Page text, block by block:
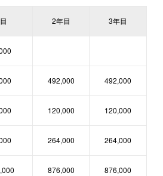
2年目 3年目
492,000 492,000
120,000 120,000
264,000 264,000
876,000 876,000